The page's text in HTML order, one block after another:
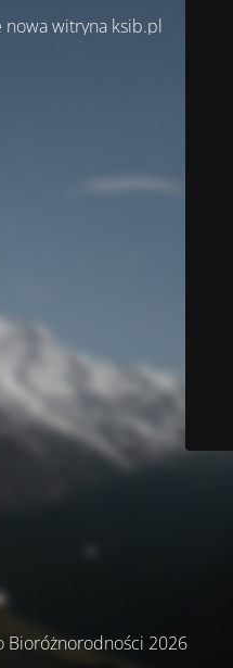
witryna ksib.pl
Bioróżnorodności 2026